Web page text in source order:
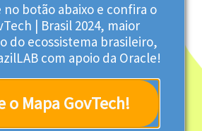
no botão abaixo e confira o
| Brasil 2024, maior
do ecossistema brasileiro,
com apoio da Oracle!
o Mapa GovTech!